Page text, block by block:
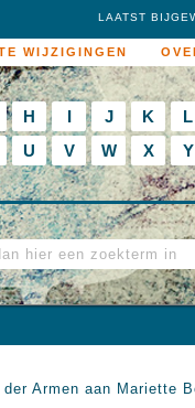
WIJZIGINGEN
LAATST
H I J K L
U V W X Y
Armen aan Mariette